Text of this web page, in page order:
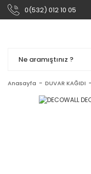
0(532) 012 10 05
Anasayfa DUVAR KAĞIDI